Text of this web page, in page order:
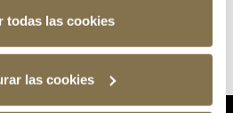
todas las cookies
las cookies